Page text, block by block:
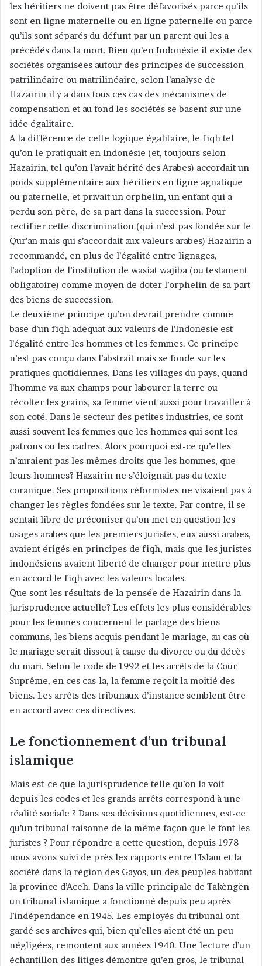
les héritiers ne doivent pas être défavorisés parce qu’ils
sont en ligne maternelle ou en ligne paternelle ou parce
qu’ils sont séparés du défunt par un parent qui les a
précédés dans la mort. Bien qu’en Indonésie il existe des
sociétés organisées autour des principes de succession
patrilinéaire ou matrilinéaire, selon l’analyse de
Hazairin il y a dans tous ces cas des mécanismes de
compensation et au fond les sociétés se basent sur une
idée égalitaire.
A la différence de cette logique égalitaire, le fiqh tel
qu’on le pratiquait en Indonésie (et, toujours selon
Hazairin, tel qu’on l’avait hérité des Arabes) accordait un
poids supplémentaire aux héritiers en ligne agnatique
ou paternelle, et privait un orphelin, un enfant qui a
perdu son père, de sa part dans la succession. Pour
rectifier cette discrimination (qui n’est pas fondée sur le
Qur’an mais qui s’accordait aux valeurs arabes) Hazairin a
recommandé, en plus de l’égalité entre lignages,
l’adoption de l’institution de wasiat wajiba (ou testament
obligatoire) comme moyen de doter l’orphelin de sa part
des biens de succession.
Le deuxième principe qu’on devrait prendre comme
base d’un fiqh adéquat aux valeurs de l’Indonésie est
l’égalité entre les hommes et les femmes. Ce principe
n’est pas conçu dans l’abstrait mais se fonde sur les
pratiques quotidiennes. Dans les villages du pays, quand
l’homme va aux champs pour labourer la terre ou
récolter les grains, sa femme vient aussi pour travailler à
son coté. Dans le secteur des petites industries, ce sont
aussi souvent les femmes que les hommes qui sont les
patrons ou les cadres. Alors pourquoi est-ce qu’elles
n’auraient pas les mêmes droits que les hommes, que
leurs hommes? Hazairin ne s’éloignait pas du texte
coranique. Ses propositions réformistes ne visaient pas à
changer les règles fondées sur le texte. Par contre, il se
sentait libre de préconiser qu’on met en question les
usages arabes que les premiers juristes, eux aussi arabes,
avaient érigés en principes de fiqh, mais que les juristes
indonésiens avaient liberté de changer pour mettre plus
en accord le fiqh avec les valeurs locales.
Que sont les résultats de la pensée de Hazairin dans la
jurisprudence actuelle? Les effets les plus considérables
pour les femmes concernent le partage des biens
communs, les biens acquis pendant le mariage, au cas où
le mariage serait dissout à cause du divorce ou du décès
du mari. Selon le code de 1992 et les arrêts de la Cour
Suprême, en ces cas-la, la femme reçoit la moitié des
biens. Les arrêts des tribunaux d’instance semblent être
en accord avec ces directives.
Le fonctionnement d’un tribunal
islamique
Mais est-ce que la jurisprudence telle qu’on la voit
depuis les codes et les grands arrêts correspond à une
réalité sociale ? Dans ses décisions quotidiennes, est-ce
qu’un tribunal raisonne de la même façon que le font les
juristes ? Pour répondre a cette question, depuis 1978
nous avons suivi de près les rapports entre l’Islam et la
société dans la région des Gayos, un des peuples habitant
la province d’Aceh. Dans la ville principale de Takèngën
un tribunal islamique a fonctionné depuis peu après
l’indépendance en 1945. Les employés du tribunal ont
gardé ses archives qui, bien qu’elles aient été un peu
négligées, remontent aux années 1940. Une lecture d’un
échantillon des litiges démontre qu’en gros, le tribunal